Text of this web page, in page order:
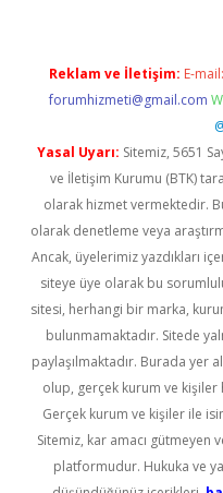
Reklam ve İletişim: E-mail:
forumhizmeti@gmail.com
Yasal Uyarı: Sitemiz, 5651
ve İletişim Kurumu (BTK)
olarak hizmet vermektedir.
olarak denetleme veya
Ancak, üyelerimiz yazdıkları
siteye üye olarak bu
sitesi, herhangi bir marka,
bulunmamaktadır. Sitede
paylaşılmaktadır. Burada yer
olup, gerçek kurum ve kişiler
Gerçek kurum ve kişiler ile
Sitemiz, kar amacı gütmeyen
platformudur. Hukuka ve